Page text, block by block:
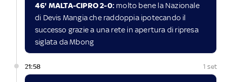
46' MALTA-CIPRO 2-0: molto bene la Nazionale
di Devis Mangia che raddoppia ipotecando il
successo grazie a una rete in apertura di ripresa
siglata da Mbong
21:58 1 set